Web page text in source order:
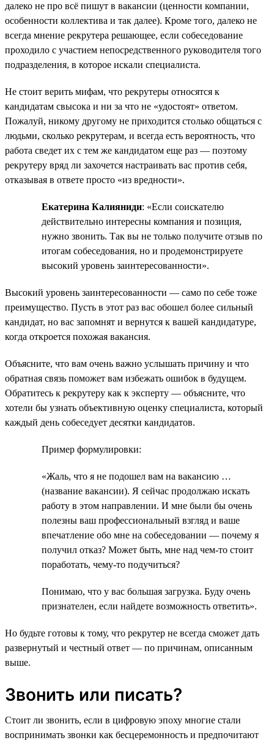
далеко не про всё пишут в вакансии (ценности компании,
особенности коллектива и так далее). Кроме того, далеко не
всегда мнение рекрутера решающее, если собеседование
проходило с участием непосредственного руководителя того
подразделения, в которое искали специалиста.
Не стоит верить мифам, что рекрутеры относятся к
кандидатам свысока и ни за что не «удостоят» ответом.
Пожалуй, никому другому не приходится столько общаться с
людьми, сколько рекрутерам, и всегда есть вероятность, что
работа сведет их с тем же кандидатом еще раз — поэтому
рекрутеру вряд ли захочется настраивать вас против себя,
отказывая в ответе просто «из вредности».
Екатерина Калияниди: «Если соискателю
действительно интересны компания и позиция,
нужно звонить. Так вы не только получите отзыв по
итогам собеседования, но и продемонстрируете
высокий уровень заинтересованности».
Высокий уровень заинтересованности — само по себе тоже
преимущество. Пусть в этот раз вас обошел более сильный
кандидат, но вас запомнят и вернутся к вашей кандидатуре,
когда откроется похожая вакансия.
Объясните, что вам очень важно услышать причину и что
обратная связь поможет вам избежать ошибок в будущем.
Обратитесь к рекрутеру как к эксперту — объясните, что
хотели бы узнать объективную оценку специалиста, который
каждый день собеседует десятки кандидатов.
Пример формулировки:
«Жаль, что я не подошел вам на вакансию …
(название вакансии). Я сейчас продолжаю искать
работу в этом направлении. И мне были бы очень
полезны ваш профессиональный взгляд и ваше
впечатление обо мне на собеседовании — почему я
получил отказ? Может быть, мне над чем-то стоит
поработать, чему-то подучиться?
Понимаю, что у вас большая загрузка. Буду очень
признателен, если найдете возможность ответить».
Но будьте готовы к тому, что рекрутер не всегда сможет дать
развернутый и честный ответ — по причинам, описанным
выше.
Звонить или писать?
Стоит ли звонить, если в цифровую эпоху многие стали
воспринимать звонки как бесцеремонность и предпочитают